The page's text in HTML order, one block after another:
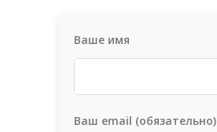
Ваше имя
Ваш email (обязательно)